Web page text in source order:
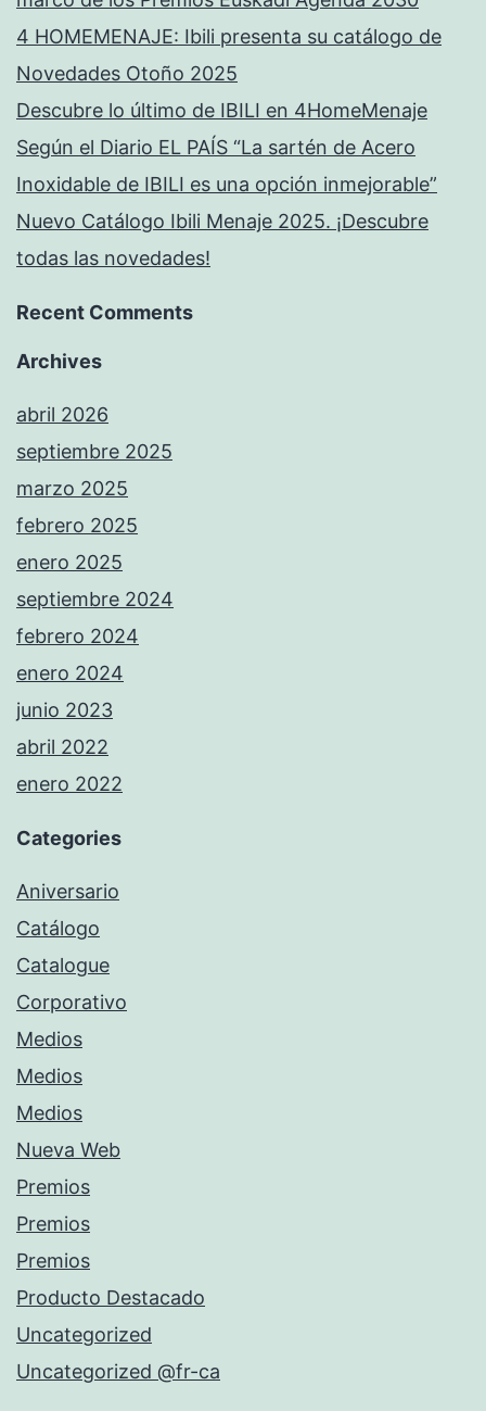
4 HOMEMENAJE: Ibili presenta su catálogo de
Novedades Otoño 2025
Descubre lo último de IBILI en 4HomeMenaje
Según el Diario EL PAÍS “La sartén de Acero
Inoxidable de IBILI es una opción inmejorable”
Nuevo Catálogo Ibili Menaje 2025. ¡Descubre
todas las novedades!
Recent Comments
Archives
abril 2026
septiembre 2025
marzo 2025
febrero 2025
enero 2025
septiembre 2024
febrero 2024
enero 2024
junio 2023
abril 2022
enero 2022
Categories
Aniversario
Catálogo
Catalogue
Corporativo
Medios
Medios
Medios
Nueva Web
Premios
Premios
Premios
Producto Destacado
Uncategorized
Uncategorized @fr-ca